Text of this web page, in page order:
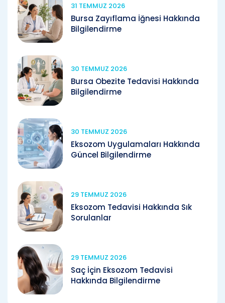
31 TEMMUZ 2026
Bursa Zayıflama İğnesi Hakkında
Bilgilendirme
30 TEMMUZ 2026
Bursa Obezite Tedavisi Hakkında
Bilgilendirme
30 TEMMUZ 2026
Eksozom Uygulamaları Hakkında
Güncel Bilgilendirme
29 TEMMUZ 2026
Eksozom Tedavisi Hakkında Sık
Sorulanlar
29 TEMMUZ 2026
Saç İçin Eksozom Tedavisi
Hakkında Bilgilendirme